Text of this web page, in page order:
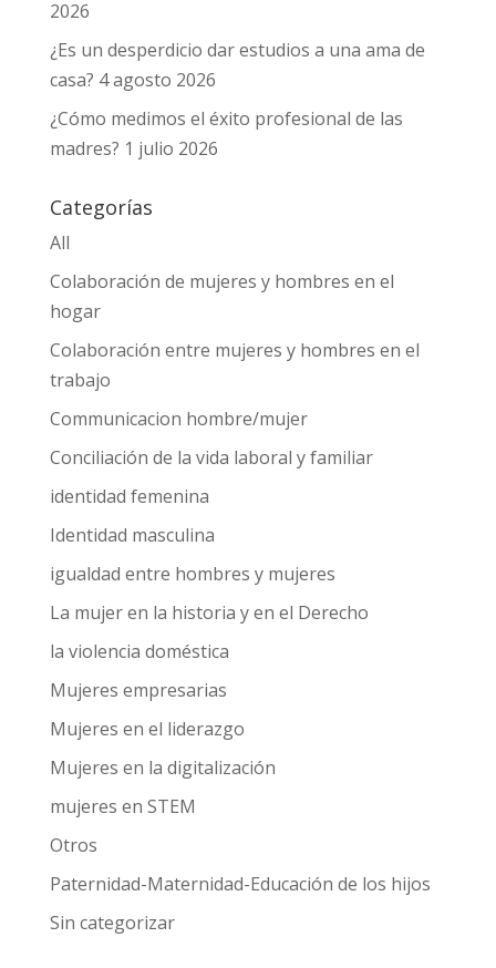
2026
¿Es un desperdicio dar estudios a una ama de
casa? 4 agosto 2026
¿Cómo medimos el éxito profesional de las
madres? 1 julio 2026
Categorías
All
Colaboración de mujeres y hombres en el
hogar
Colaboración entre mujeres y hombres en el
trabajo
Communicacion hombre/mujer
Conciliación de la vida laboral y familiar
identidad femenina
Identidad masculina
igualdad entre hombres y mujeres
La mujer en la historia y en el Derecho
la violencia doméstica
Mujeres empresarias
Mujeres en el liderazgo
Mujeres en la digitalización
mujeres en STEM
Otros
Paternidad-Maternidad-Educación de los hijos
Sin categorizar